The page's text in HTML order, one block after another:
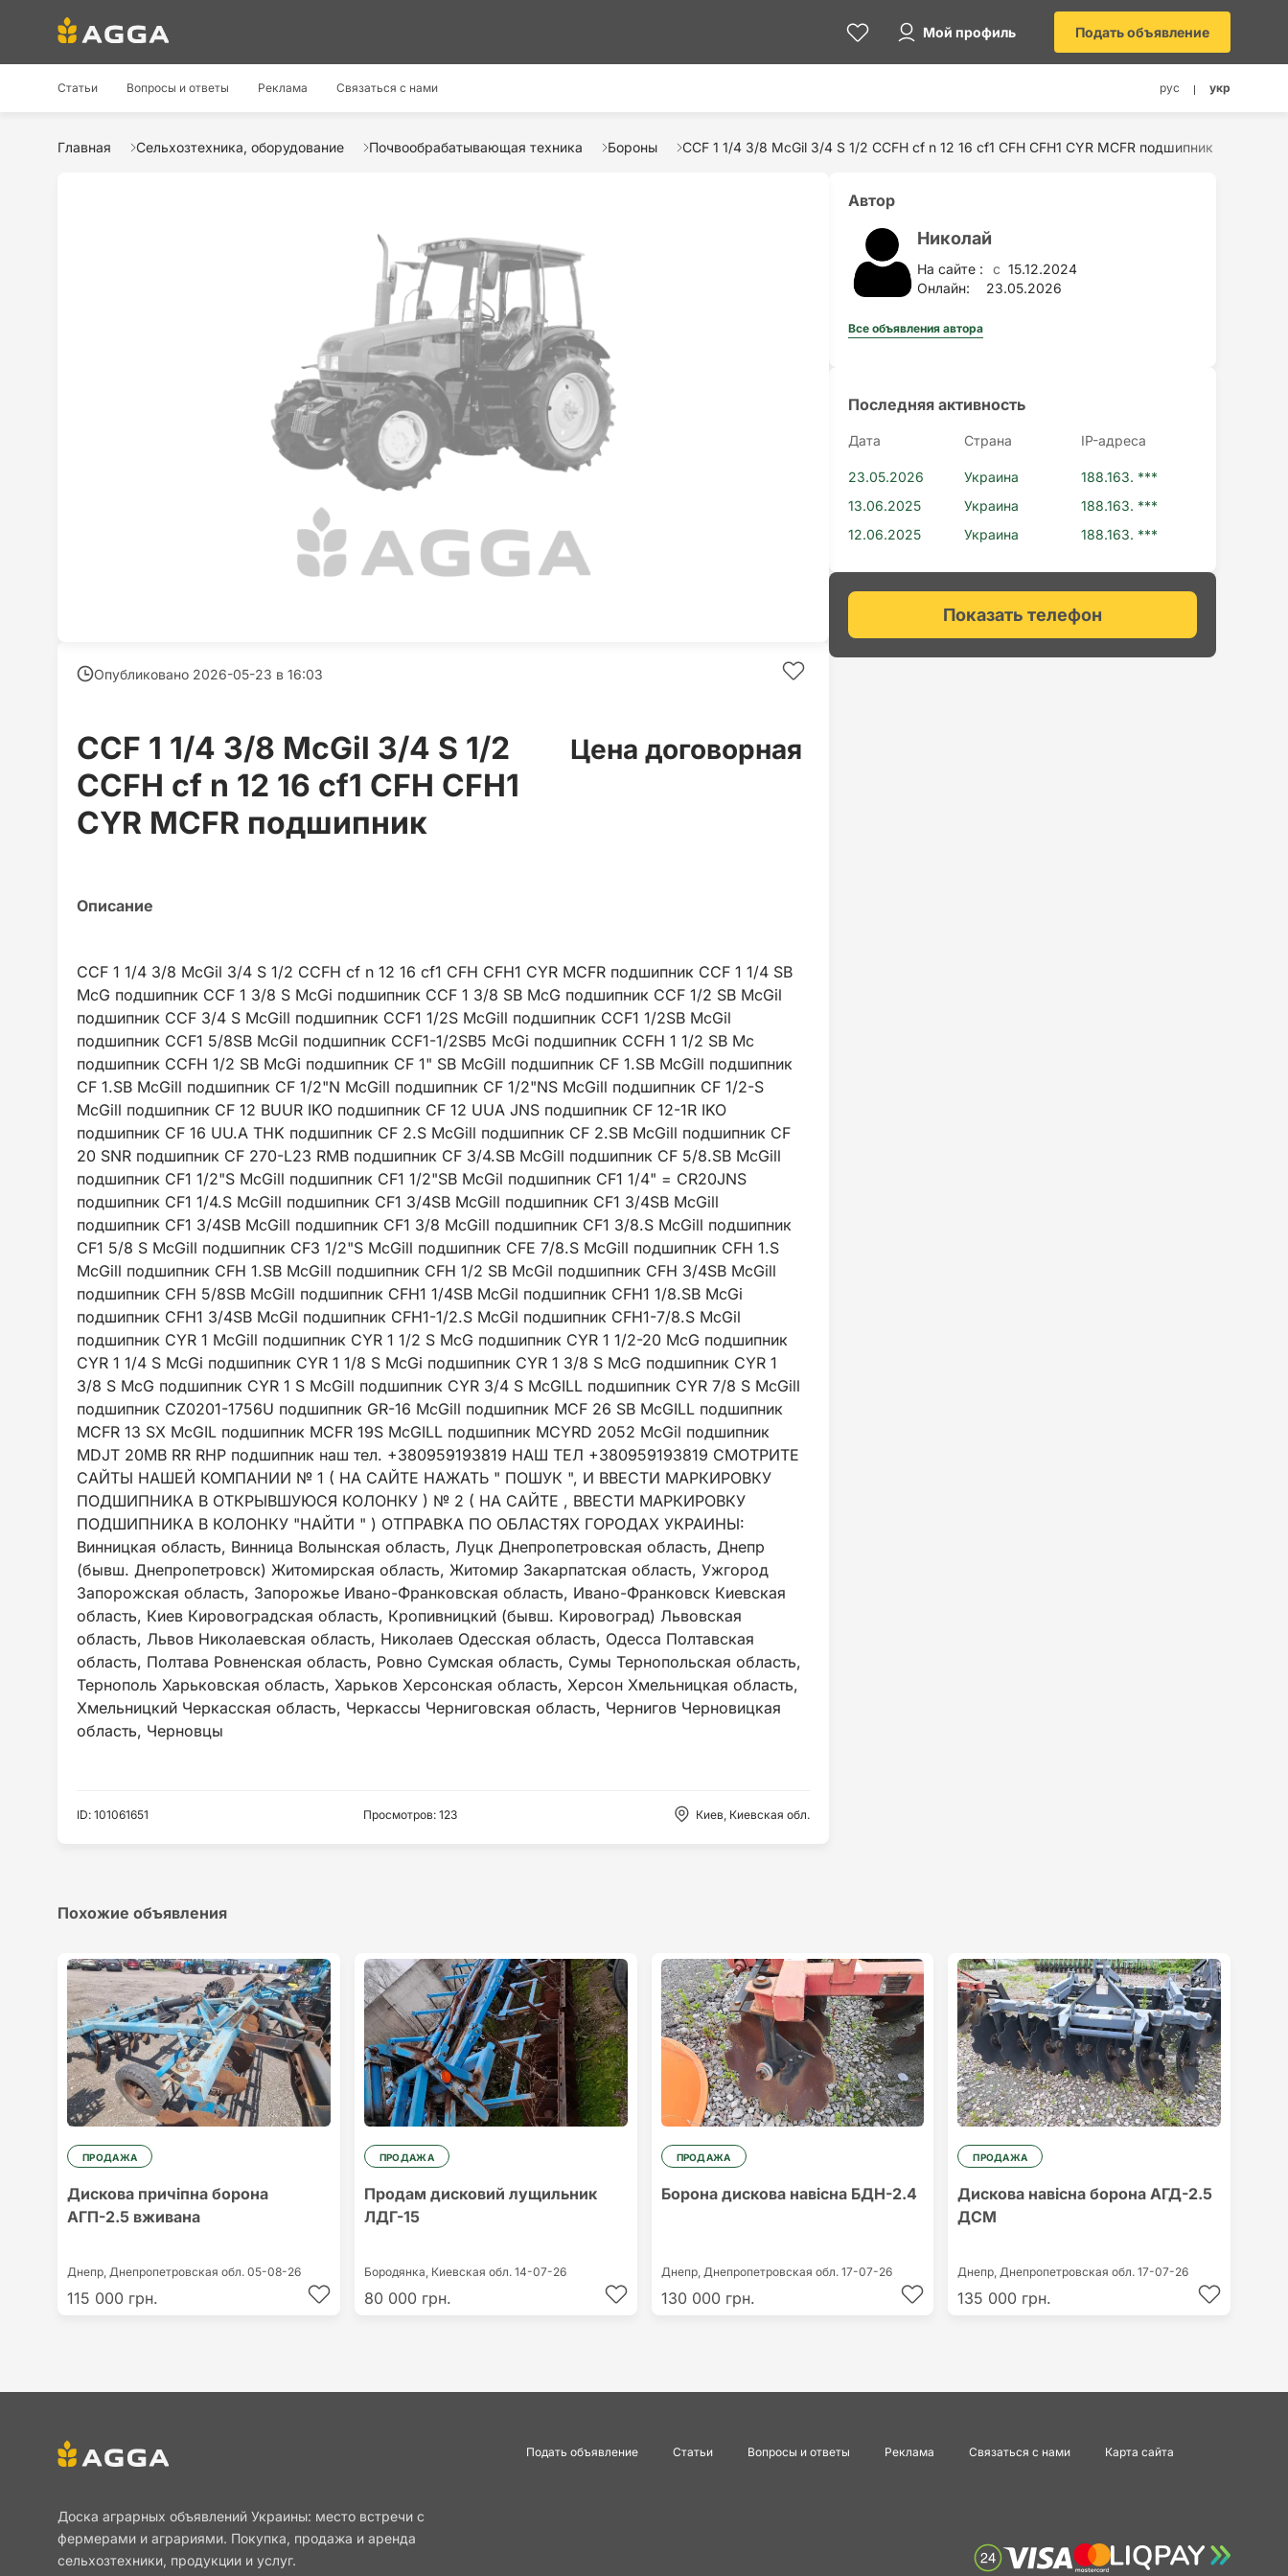
Мой профиль Подать объявление
Статьи Вопросы и ответы Реклама Связаться с нами рус укр
Главная Сельхозтехника, оборудование Почвообрабатывающая техника Бороны CCF 1 1/4 3/8 McGil 3/4 S 1/2 CCFH cf n 12 16 cf1 CFH CFH1 CYR MCFR подшипник
Опубликовано 2026-05-23 в 16:03
CCF 1 1/4 3/8 McGil 3/4 S 1/2
CCFH cf n 12 16 cf1 CFH CFH1
CYR MCFR подшипник
Цена договорная
CCF 1 1/4 3/8 McGil 3/4 S 1/2 CCFH cf n 12 16 cf1 CFH CFH1 CYR MCFR подшипник CCF 1 1/4 SB
McG подшипник CCF 1 3/8 S McGi подшипник CCF 1 3/8 SB McG подшипник CCF 1/2 SB McGil
подшипник CCF 3/4 S McGill подшипник CCF1 1/2S McGill подшипник CCF1 1/2SB McGil
подшипник CCF1 5/8SB McGil подшипник CCF1-1/2SB5 McGi подшипник CCFH 1 1/2 SB Mc
подшипник CCFH 1/2 SB McGi подшипник CF 1" SB McGill подшипник CF 1.SB McGill подшипник
CF 1.SB McGill подшипник CF 1/2"N McGill подшипник CF 1/2"NS McGill подшипник CF 1/2-S
McGill подшипник CF 12 BUUR IKO подшипник CF 12 UUA JNS подшипник CF 12-1R IKO
подшипник CF 16 UU.A THK подшипник CF 2.S McGill подшипник CF 2.SB McGill подшипник CF
20 SNR подшипник CF 270-L23 RMB подшипник CF 3/4.SB McGill подшипник CF 5/8.SB McGill
подшипник CF1 1/2"S McGill подшипник CF1 1/2"SB McGil подшипник CF1 1/4" = CR20JNS
подшипник CF1 1/4.S McGill подшипник CF1 3/4SB McGill подшипник CF1 3/4SB McGill
подшипник CF1 3/4SB McGill подшипник CF1 3/8 McGill подшипник CF1 3/8.S McGill подшипник
CF1 5/8 S McGill подшипник CF3 1/2"S McGill подшипник CFE 7/8.S McGill подшипник CFH 1.S
McGill подшипник CFH 1.SB McGill подшипник CFH 1/2 SB McGil подшипник CFH 3/4SB McGill
подшипник CFH 5/8SB McGill подшипник CFH1 1/4SB McGil подшипник CFH1 1/8.SB McGi
подшипник CFH1 3/4SB McGil подшипник CFH1-1/2.S McGil подшипник CFH1-7/8.S McGil
подшипник CYR 1 McGill подшипник CYR 1 1/2 S McG подшипник CYR 1 1/2-20 McG подшипник
CYR 1 1/4 S McGi подшипник CYR 1 1/8 S McGi подшипник CYR 1 3/8 S McG подшипник CYR 1
3/8 S McG подшипник CYR 1 S McGill подшипник CYR 3/4 S McGILL подшипник CYR 7/8 S McGill
подшипник CZ0201-1756U подшипник GR-16 McGill подшипник MCF 26 SB McGILL подшипник
MCFR 13 SX McGIL подшипник MCFR 19S McGILL подшипник MCYRD 2052 McGil подшипник
MDJT 20MB RR RHP подшипник наш тел. +380959193819 НАШ ТЕЛ +380959193819 СМОТРИТЕ
САЙТЫ НАШЕЙ КОМПАНИИ № 1 ( НА САЙТЕ НАЖАТЬ " ПОШУК ", И ВВЕСТИ МАРКИРОВКУ
ПОДШИПНИКА В ОТКРЫВШУЮСЯ КОЛОНКУ ) № 2 ( НА САЙТЕ , ВВЕСТИ МАРКИРОВКУ
ПОДШИПНИКА В КОЛОНКУ "НАЙТИ " ) ОТПРАВКА ПО ОБЛАСТЯХ ГОРОДАХ УКРАИНЫ:
Винницкая область, Винница Волынская область, Луцк Днепропетровская область, Днепр
(бывш. Днепропетровск) Житомирская область, Житомир Закарпатская область, Ужгород
Запорожская область, Запорожье Ивано-Франковская область, Ивано-Франковск Киевская
область, Киев Кировоградская область, Кропивницкий (бывш. Кировоград) Львовская
область, Львов Николаевская область, Николаев Одесская область, Одесса Полтавская
область, Полтава Ровненская область, Ровно Сумская область, Сумы Тернопольская область,
Тернополь Харьковская область, Харьков Херсонская область, Херсон Хмельницкая область,
Хмельницкий Черкасская область, Черкассы Черниговская область, Чернигов Черновицкая
ID: 101061651 Просмотров: 123 Киев, Киевская обл.
Автор
Николай
На сайте : c 15.12.2024
Онлайн:
23.05.2026
Все объявления автора
Последняя активность
Дата Страна IP-адресa
23.05.2026 Украина
188.163. ***
13.06.2025
Украина
188.163. ***
12.06.2025
Украина 188.163. ***
Показать телефон
Похожие объявления
ПРОДАЖА
Дискова причіпна борона
АГП-2.5 вживана
Днепр, Днепропетровская обл. 05-08-26
115 000 грн.
ПРОДАЖА
Продам дисковий лущильник
ЛДГ-15
Бородянка, Киевская обл. 14-07-26
80 000 грн.
ПРОДАЖА
Борона дискова навісна БДН-2.4
Днепр, Днепропетровская обл. 17-07-26
130 000 грн.
ПРОДАЖА
Дискова навісна борона АГД-2.5
ДСМ
Днепр,Днепропетровская обл.17-07-26
135 000 грн.
Доска аграрных объявлений Украины: место встречи с
фермерами и аграриями. Покупка, продажа и аренда
сельхозтехники, продукции и услуг.
Подать объявление Статьи Вопросы и ответы Реклама Связаться с нами Карта сайта